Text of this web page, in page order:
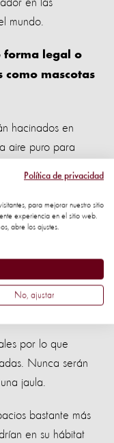
mundo.
forma legal o
como mascotas
hacinados en
aire puro para
de hambre o
no hay una
y la libertad
por lo que
Nunca serán
jaula.
bastante más
en su hábitat
Política de privacidad
para mejorar nuestro sitio
experiencia en el sitio web.
abre los ajustes.
No, ajustar